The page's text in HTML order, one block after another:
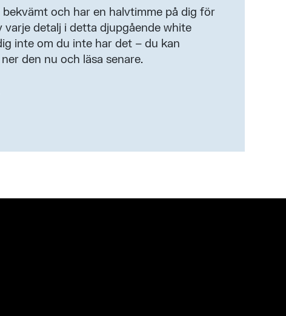
och har en halvtimme på dig för
detalj i detta djupgående white
inte om du inte har det – du kan
den nu och läsa senare.